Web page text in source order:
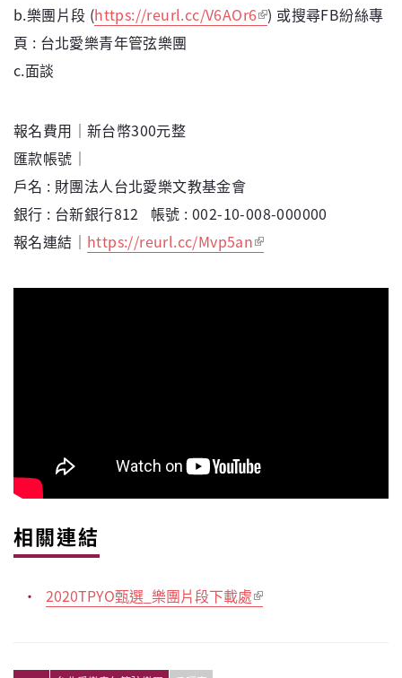
b.樂團片段 (https://reurl.cc/V6AOr6 ) 或搜尋FB紛絲專
頁 : 台北愛樂青年管弦樂團
c.面談
報名費用｜新台幣300元整
匯款帳號｜
戶名 : 財團法人台北愛樂文教基金會
銀行 : 台新銀行812 帳號 : 002-10-008-000000
報名連結｜ https://reurl.cc/Mvp5an
相關連結
2020TPYO甄選_樂團片段下載處